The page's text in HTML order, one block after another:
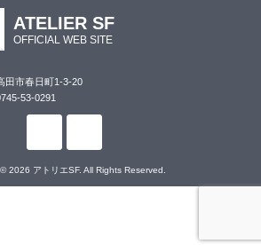
ATELIER SF
OFFICIAL WEB SITE
田市春日町1-3-20
53-0291
2026 アトリエSF. All Rights Reserved.